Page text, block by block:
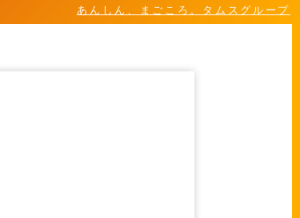
あんしん、まごころ。タムスグループ